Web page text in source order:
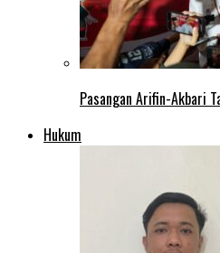
Pasangan Arifin-Akbari
Hukum